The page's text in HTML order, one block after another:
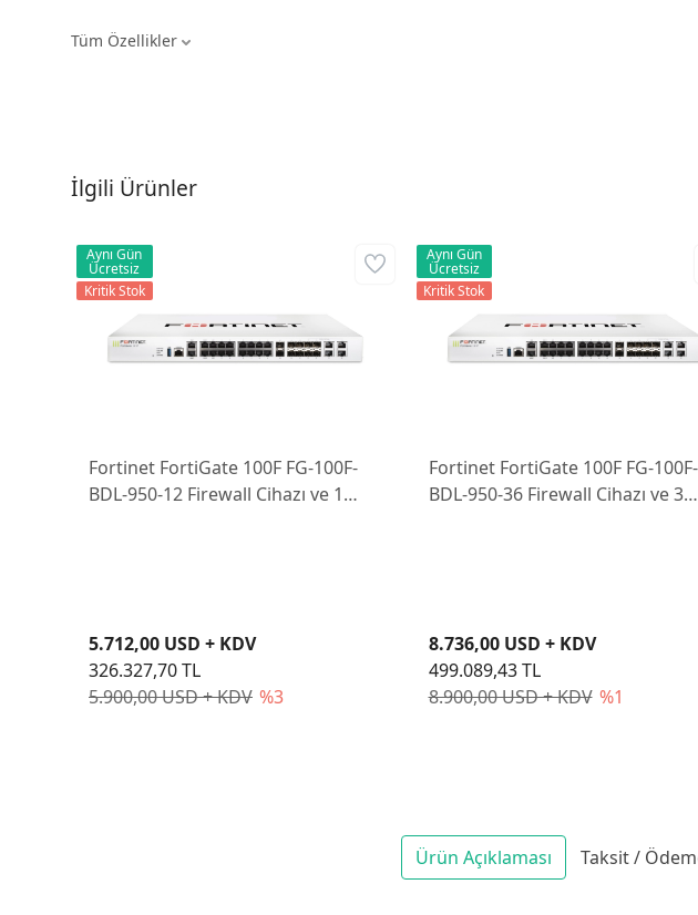
Tüm Özellikler
İlgili Ürünler
Fortinet FortiGate 100F FG-100F-
BDL-950-12 Firewall Cihazı ve 1
5.900,00 USD + KDV %3
5.712,00 USD + KDV
326.327,70 TL
Aynı Gün
Ücretsiz
Kritik Stok
Fortinet FortiGate 100F FG-100F-
BDL-950-36 Firewall Cihazı ve 3
8.900,00 USD + KDV %1
8.736,00 USD + KDV
499.089,43 TL
Aynı Gün
Ücretsiz
Kritik Stok
Ürün Açıklaması Taksit /